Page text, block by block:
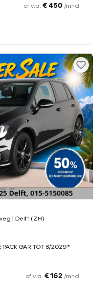
of v.a. € 450 /mnd
| Delft (ZH)
PACK GAR TOT 8/2029*
of v.a. € 162 /mnd